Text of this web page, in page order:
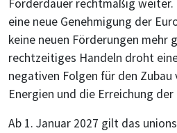
Förderdauer rechtmäßig weiter.
eine neue Genehmigung der
keine neuen Förderungen mehr
rechtzeitiges Handeln droht
negativen Folgen für den Zubau
Energien und die Erreichung der
Ab 1. Januar 2027 gilt das